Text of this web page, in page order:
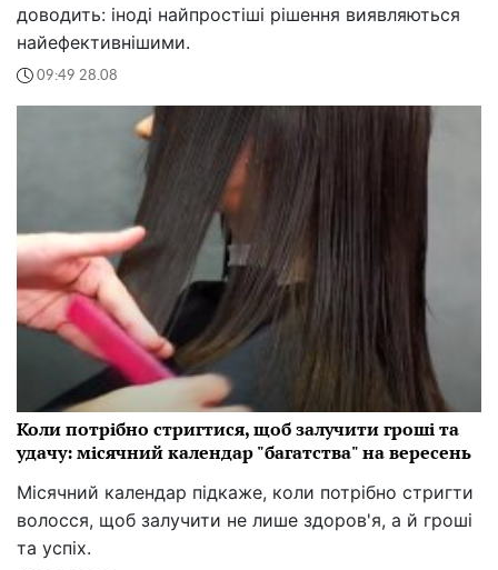
доводить: іноді найпростіші рішення виявляються
найефективнішими.
09:49 28.08
Коли потрібно стригтися, щоб залучити гроші та
удачу: місячний календар "багатства" на вересень
Місячний календар підкаже, коли потрібно стригти
волосся, щоб залучити не лише здоров'я, а й гроші
та успіх.